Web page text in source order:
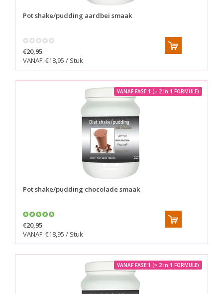
Pot shake/pudding aardbei smaak
€20,95
VANAF: €18,95 / Stuk
VANAF FASE 1 (= 2 in 1 FORMULE)
Pot shake/pudding chocolade smaak
€20,95
VANAF: €18,95 / Stuk
VANAF FASE 1 (= 2 in 1 FORMULE)